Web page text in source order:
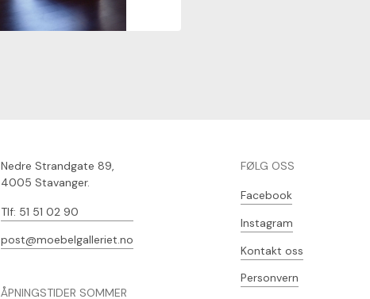
Nedre Strandgate 89,
4005 Stavanger.
Tlf: 51 51 02 90
post@moebelgalleriet.no
ÅPNINGSTIDER SOMMER
FØLG OSS
Facebook
Instagram
Kontakt oss
Personvern